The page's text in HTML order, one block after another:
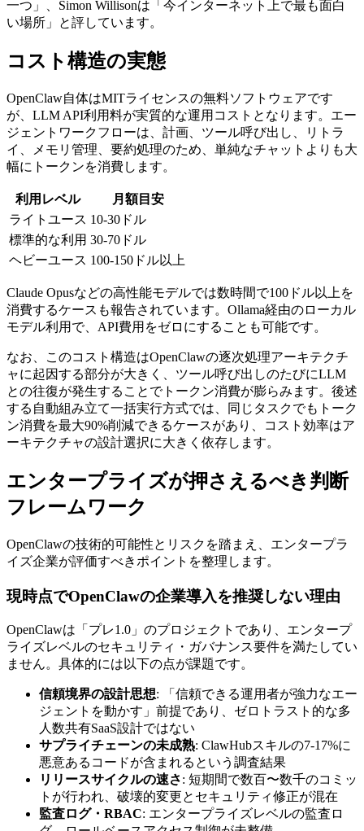
一つ」、Simon Willisonは「今インターネット上で最も面白
い場所」と評しています。
コスト構造の実態
OpenClaw自体はMITライセンスの無料ソフトウェアです
が、LLM API利用料が実質的な運用コストとなります。エー
ジェントワークフローは、計画、ツール呼び出し、リトラ
イ、メモリ管理、要約処理のため、単純なチャットよりも大
幅にトークンを消費します。
利用レベル
月額目安
ライトユース 10-30ドル
標準的な利用 30-70ドル
ヘビーユース 100-150ドル以上
Claude Opusなどの高性能モデルでは数時間で100ドル以上を
消費するケースも報告されています。Ollama経由のローカル
モデル利用で、API費用をゼロにすることも可能です。
なお、このコスト構造はOpenClawの逐次処理アーキテクチ
ャに起因する部分が大きく、ツール呼び出しのたびにLLM
との往復が発生することでトークン消費が膨らみます。後述
する自動組み立て一括実行方式では、同じタスクでもトーク
ン消費を最大90%削減できるケースがあり、コスト効率はア
ーキテクチャの設計選択に大きく依存します。
エンタープライズが押さえるべき判断
フレームワーク
OpenClawの技術的可能性とリスクを踏まえ、エンタープラ
イズ企業が評価すべきポイントを整理します。
現時点でOpenClawの企業導入を推奨しない理由
OpenClawは「プレ1.0」のプロジェクトであり、エンタープ
ライズレベルのセキュリティ・ガバナンス要件を満たしてい
ません。具体的には以下の点が課題です。
信頼境界の設計思想: 「信頼できる運用者が強力なエー
ジェントを動かす」前提であり、ゼロトラスト的な多
人数共有SaaS設計ではない
サプライチェーンの未成熟: ClawHubスキルの7-17%に
悪意あるコードが含まれるという調査結果
リリースサイクルの速さ: 短期間で数百〜数千のコミッ
トが行われ、破壊的変更とセキュリティ修正が混在
監査ログ・RBAC: エンタープライズレベルの監査ロ